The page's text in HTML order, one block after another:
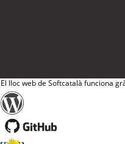
El lloc web de Softcatalà funciona